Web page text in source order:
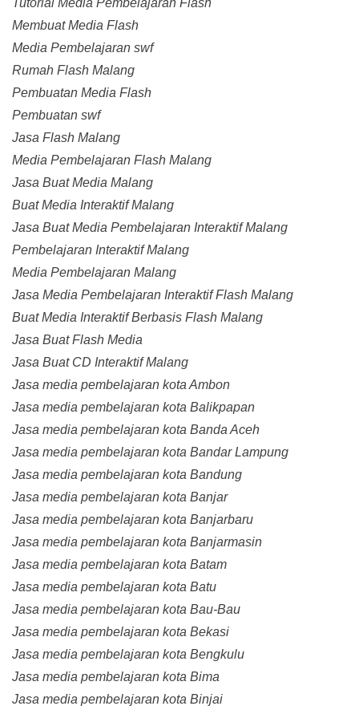
Tutorial Media Pembelajaran Flash
Membuat Media Flash
Media Pembelajaran swf
Rumah Flash Malang
Pembuatan Media Flash
Pembuatan swf
Jasa Flash Malang
Media Pembelajaran Flash Malang
Jasa Buat Media Malang
Buat Media Interaktif Malang
Jasa Buat Media Pembelajaran Interaktif Malang
Pembelajaran Interaktif Malang
Media Pembelajaran Malang
Jasa Media Pembelajaran Interaktif Flash Malang
Buat Media Interaktif Berbasis Flash Malang
Jasa Buat Flash Media
Jasa Buat CD Interaktif Malang
Jasa media pembelajaran kota Ambon
Jasa media pembelajaran kota Balikpapan
Jasa media pembelajaran kota Banda Aceh
Jasa media pembelajaran kota Bandar Lampung
Jasa media pembelajaran kota Bandung
Jasa media pembelajaran kota Banjar
Jasa media pembelajaran kota Banjarbaru
Jasa media pembelajaran kota Banjarmasin
Jasa media pembelajaran kota Batam
Jasa media pembelajaran kota Batu
Jasa media pembelajaran kota Bau-Bau
Jasa media pembelajaran kota Bekasi
Jasa media pembelajaran kota Bengkulu
Jasa media pembelajaran kota Bima
Jasa media pembelajaran kota Binjai